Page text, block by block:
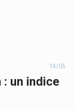
14/05
: un indice